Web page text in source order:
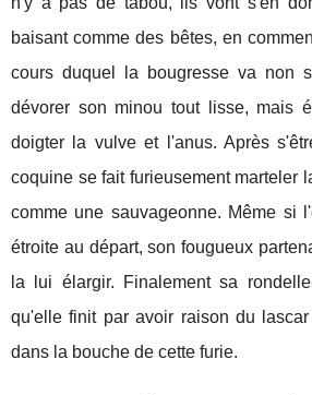
baisant comme des bêtes, en
cours duquel la bougresse va non
dévorer son minou tout lisse, mais
doigter la vulve et l'anus. Après
coquine se fait furieusement marteler
comme une sauvageonne. Même si
étroite au départ, son fougueux
la lui élargir. Finalement sa
qu'elle finit par avoir raison du
dans la bouche de cette furie.